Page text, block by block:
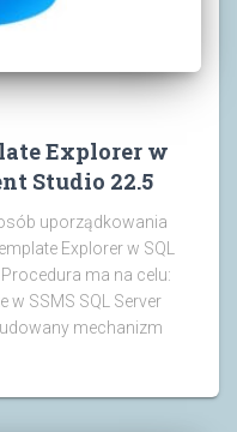
Explorer w
Studio 22.5
uporządkowania
Explorer w SQL
ma na celu:
w SSMS SQL Server
mechanizm